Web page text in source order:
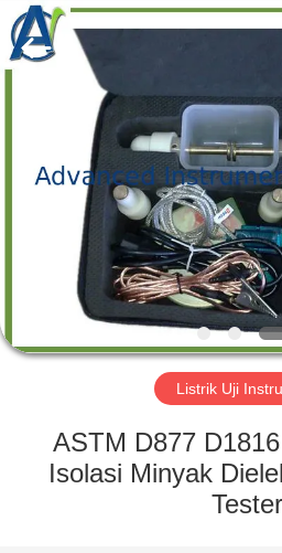
RUMAH
PRODUK
TENTANG
KAMI
TUR
KONTROL
Advanced
Instruments
Co.,Limited.
All
Rights
Listrik Uji
ASTM D877
Isolasi Minyak
Tester